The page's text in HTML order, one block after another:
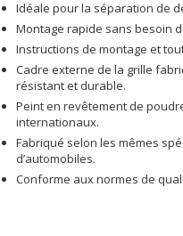
Idéale pour la séparation de
Montage rapide sans besoin
Instructions de montage et
Cadre externe de la grille
résistant et durable.
Peint en revêtement de
internationaux.
Fabriqué selon les mêmes
d’automobiles.
Conforme aux normes de